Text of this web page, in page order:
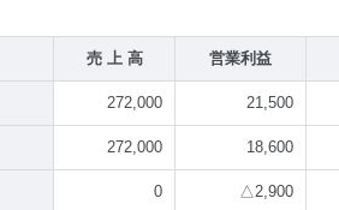
売 上 高 営業利益
272,000 21,500
272,000 18,600
0 △2,900